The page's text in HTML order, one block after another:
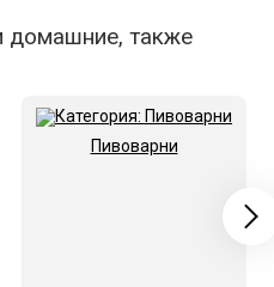
домашние, также
Пивоварни